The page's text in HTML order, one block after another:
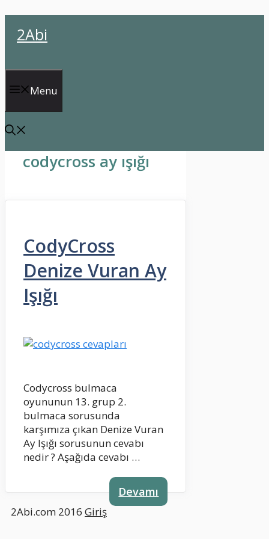
atla2Abi
Menu
codycross ay ışığı
CodyCross
Denize Vuran Ay
Işığı
Codycross bulmaca
oyununun 13. grup 2.
bulmaca sorusunda
karşımıza çıkan Denize Vuran
Ay Işığı sorusunun cevabı
nedir ? Aşağıda cevabı …
Devamı
2Abi.com 2016 Giriş